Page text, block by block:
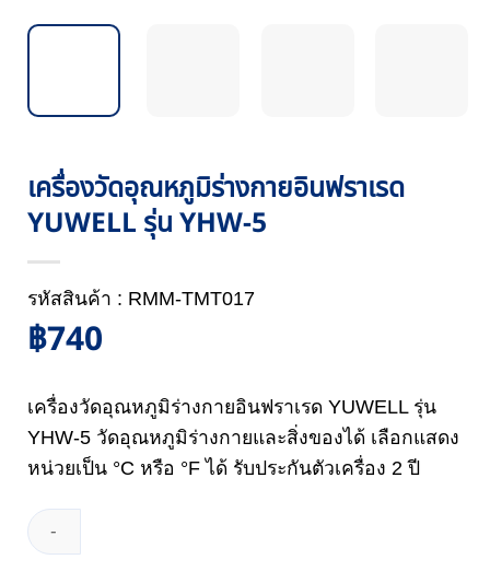
เครื่องวัดอุณหภูมิร่างกายอินฟราเรด
YUWELL รุ่น YHW-5
รหัสสินค้า : RMM-TMT017
฿740
เครื่องวัดอุณหภูมิร่างกายอินฟราเรด YUWELL รุ่น
YHW-5 วัดอุณหภูมิร่างกายและสิ่งของได้ เลือกแสดง
หน่วยเป็น °C หรือ °F ได้ รับประกันตัวเครื่อง 2 ปี